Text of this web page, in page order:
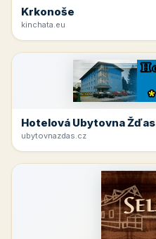
Krkonoše
kinchata.eu
Hotelová Ubytovna Žďas
ubytovnazdas.cz